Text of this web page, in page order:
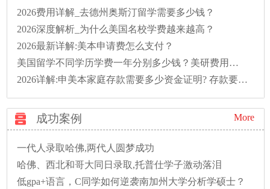
2026费用详解_去德州奥斯汀留学需要多少钱？
2026深度解析_为什么美国名校学费越来越高？
2026最新详解:美本申请费怎么支付？
美国留学不同学历学费一年分别多少钱？美研费用明细汇总
2026详解:申美本家庭存款需要多少资金证明? 存款要存多久?
成功案例 More
一代人录取哈佛,两代人圆梦成功
哈佛、西北和哥大同日录取,托普仕学子激动落泪
低gpa+语言，C同学如何逆袭南加州大学分析学硕士？